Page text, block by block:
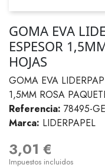
GOMA EVA
ESPESOR
HOJAS
GOMA EVA
1,5MM ROSA
Referencia: 78495-
Marca: LIDERPAPEL
3,01 €
Impuestos incluidos